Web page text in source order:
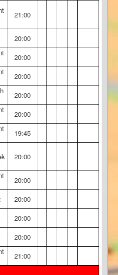
21:00
20:00
20:00
20:00
20:00
20:00
19:45
20:00
20:00
20:00
20:00
20:00
21:00